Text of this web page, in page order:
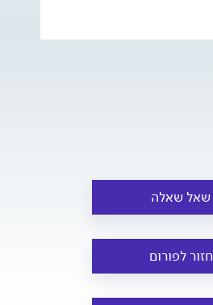
שאל שאלה
חזור לפורום